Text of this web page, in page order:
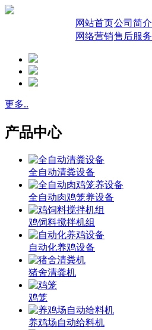
网站首页公司简介
网络营销售后服务
更多..
产品中心
全自动清粪设备
全自动肉鸡笼养设备
鸡饲料搅拌机组
自动化养鸡设备
猪舍清粪机
鸡笼
养鸡场自动给料机